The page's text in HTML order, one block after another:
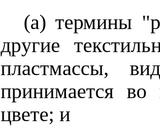
(а) термины
другие
пластмассы,
принимается во
цвете; и